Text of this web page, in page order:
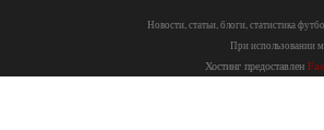
Новости, статьи, блоги, статистика
При использовании
Хостинг предоставлен